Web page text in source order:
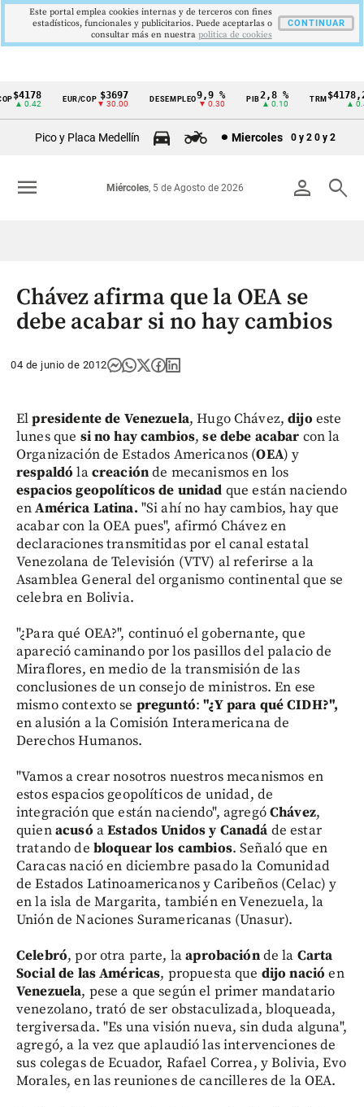
Cintillo
Colombia
$4178
▲ 0.42
EUR/COP $3697
▼ 30.00
DESEMPLEO 9,9 %
▼ 0.30
PIB2,8 %
▲ 0.10
TRM$4178,23
▲ 0.42
Pico y Placa Medellín Miercoles 0 y 2 0 y 2
person search
Miércoles, 5 de Agosto de 2026
menu
Chávez afirma que la OEA se
debe acabar si no hay cambios
04 de junio de 2012
Elpresidente de Venezuela, Hugo Chávez,dijo este
lunes que si no hay cambios,se debe acabar con la
Organización de Estados Americanos (OEA) y
respaldó lacreaciónde mecanismos en los
espacios geopolíticos de unidad que están naciendo
enAmérica Latina. "Si ahí no hay cambios, hay que
acabar con la OEA pues", afirmó Chávez en
declaraciones transmitidas por el canal estatal
Venezolana de Televisión (VTV) al referirse a la
Asamblea General del organismo continental que se
celebra en Bolivia.
"¿Para qué OEA?", continuó el gobernante, que
apareció caminando por los pasillos del palacio de
Miraflores, en medio de la transmisión de las
conclusiones de un consejo de ministros. En ese
mismo contexto se preguntó:"¿Y para qué CIDH?",
en alusión a la Comisión Interamericana de
Derechos Humanos.
"Vamos a crear nosotros nuestros mecanismos en
estos espacios geopolíticos de unidad, de
integración que están naciendo", agregóChávez,
quienacusó aEstados Unidos y Canadá de estar
tratando de bloquear los cambios. Señaló que en
Caracas nació en diciembre pasado la Comunidad
de Estados Latinoamericanos y Caribeños (Celac) y
en la isla de Margarita, también en Venezuela, la
Unión de Naciones Suramericanas (Unasur).
Celebró, por otra parte, laaprobaciónde la Carta
Social de las Américas, propuesta que dijo nació en
Venezuela, pese a que según el primer mandatario
venezolano, trató de ser obstaculizada, bloqueada,
tergiversada. "Es una visión nueva, sin duda alguna",
agregó, a la vez que aplaudió las intervenciones de
sus colegas de Ecuador, Rafael Correa, y Bolivia, Evo
Morales, en las reuniones de cancilleres de la OEA.
Este portal emplea cookies internas y de terceros con fines
estadísticos, funcionales y publicitarios. Puede aceptarlas o
consultar más en nuestra politica de cookies
CONTINUAR